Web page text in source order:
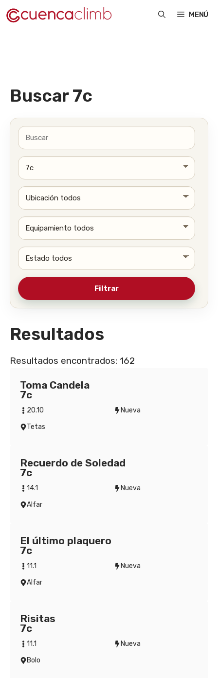
Saltar
al
MENÚ
Buscar 7c
Resultados
Resultados encontrados: 162
Toma Candela
7c
20.10
Nueva
Tetas
Recuerdo de Soledad
7c
14.1
Nueva
Alfar
El último plaquero
7c
11.1
Nueva
Alfar
Risitas
7c
11.1
Nueva
Bolo